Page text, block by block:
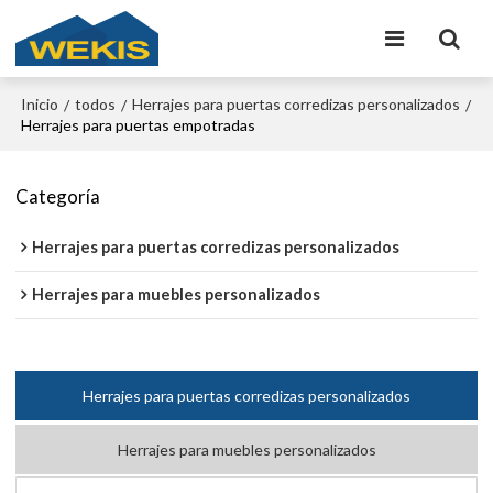
Inicio / todos / Herrajes para puertas corredizas personalizados /
Herrajes para puertas empotradas
Categoría
Herrajes para puertas corredizas personalizados
Herrajes para muebles personalizados
Herrajes para puertas corredizas personalizados
Herrajes para muebles personalizados